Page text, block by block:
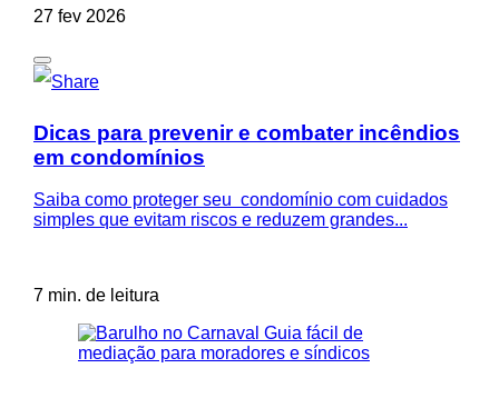
27 fev 2026
Dicas para prevenir e combater incêndios
em condomínios
Saiba como proteger seu condomínio com cuidados
simples que evitam riscos e reduzem grandes...
7 min. de leitura